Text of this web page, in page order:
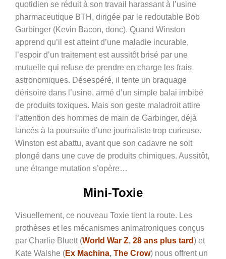
quotidien se réduit à son travail harassant à l’usine
pharmaceutique BTH, dirigée par le redoutable Bob
Garbinger (Kevin Bacon, donc). Quand Winston
apprend qu’il est atteint d’une maladie incurable,
l’espoir d’un traitement est aussitôt brisé par une
mutuelle qui refuse de prendre en charge les frais
astronomiques. Désespéré, il tente un braquage
dérisoire dans l’usine, armé d’un simple balai imbibé
de produits toxiques. Mais son geste maladroit attire
l’attention des hommes de main de Garbinger, déjà
lancés à la poursuite d’une journaliste trop curieuse.
Winston est abattu, avant que son cadavre ne soit
plongé dans une cuve de produits chimiques. Aussitôt,
une étrange mutation s’opère…
Mini-Toxie
Visuellement, ce nouveau Toxie tient la route. Les
prothèses et les mécanismes animatroniques conçus
par Charlie Bluett (World War Z, 28 ans plus tard) et
Kate Walshe (Ex Machina, The Crow) nous offrent un